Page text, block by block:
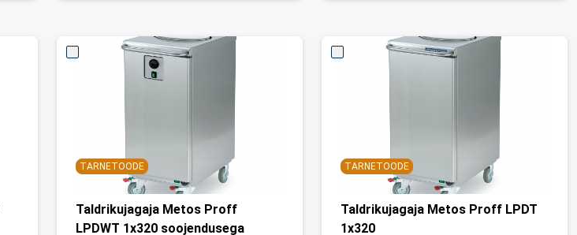
TARNETOODE
Taldrikujagaja Metos Proff
LPDWT 1x320 soojendusega
TARNETOODE
Taldrikujagaja Metos Proff LPDT
1x320